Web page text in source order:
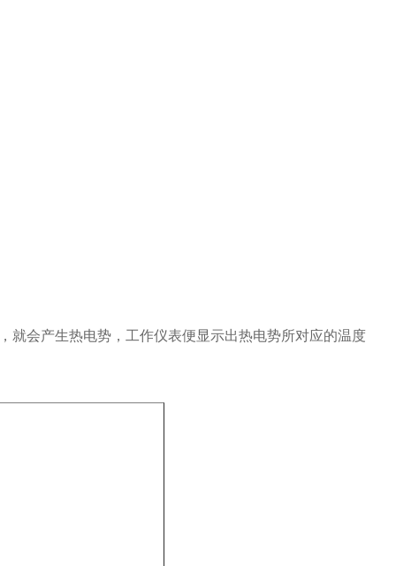
就会产生热电势，工作仪表便显示出热电势所对应的温度